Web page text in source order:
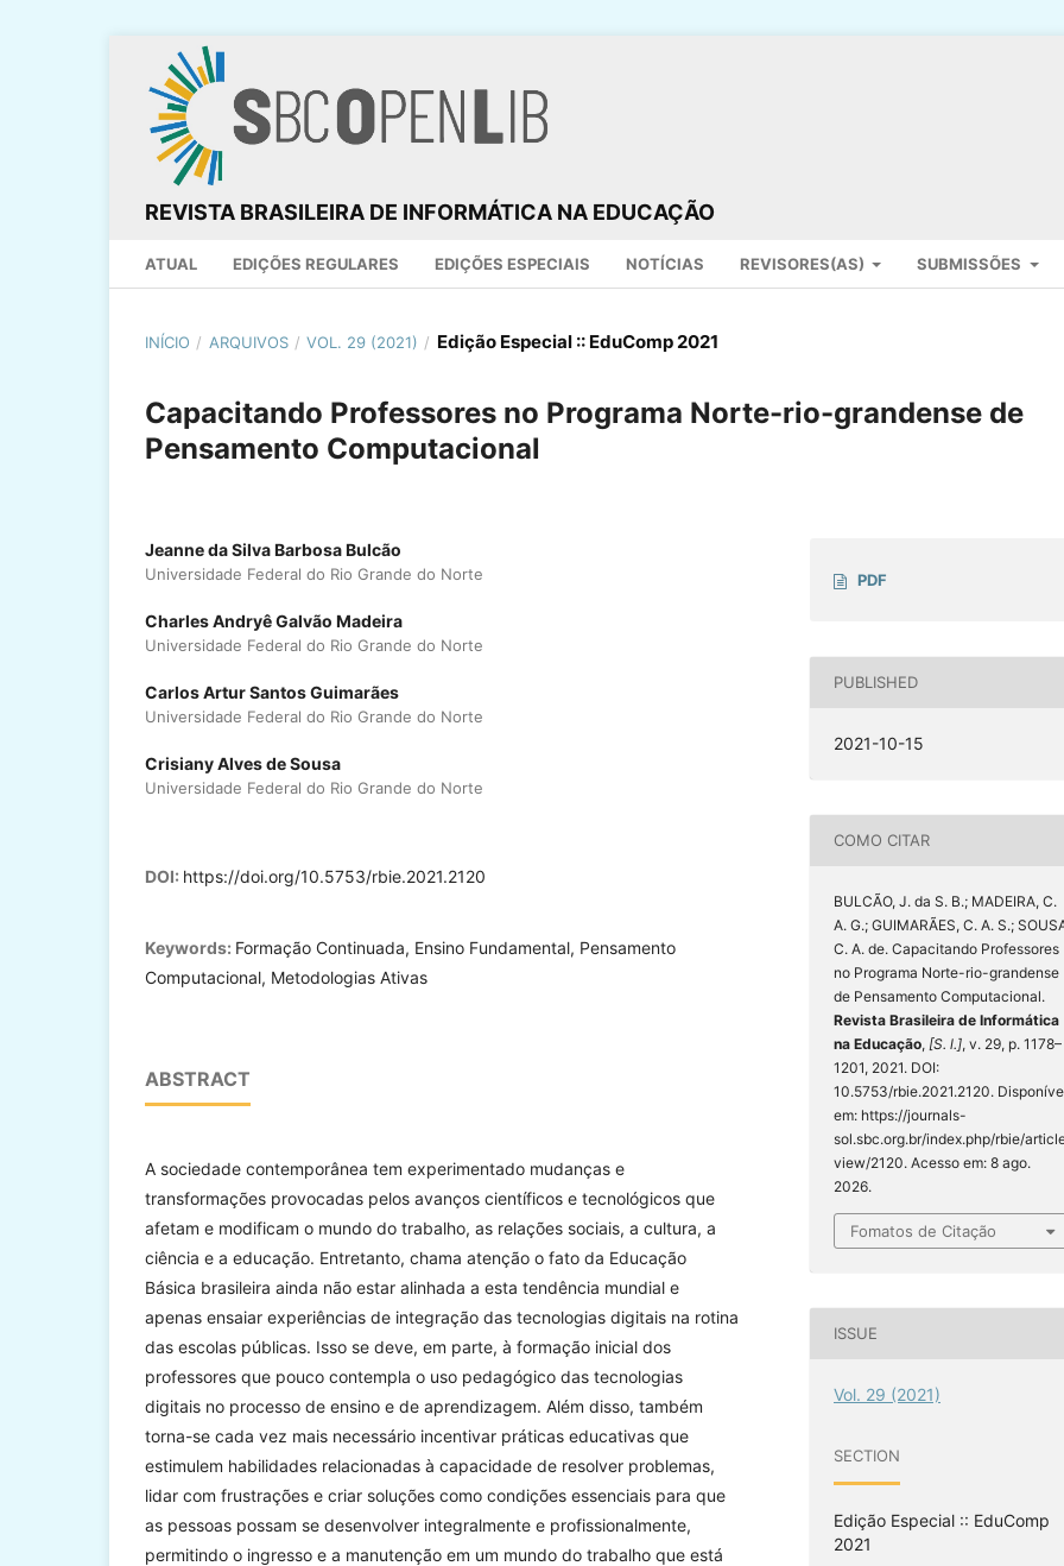
REVISTA BRASILEIRA DE INFORMÁTICA NA EDUCAÇÃO
ATUAL EDIÇÕES REGULARES EDIÇÕES ESPECIAIS NOTÍCIAS REVISORES(AS) SUBMISSÕES
INÍCIO / ARQUIVOS / VOL. 29 (2021) / Edição Especial :: EduComp 2021
Capacitando Professores no Programa Norte-rio-grandense de
Pensamento Computacional
Jeanne da Silva Barbosa Bulcão
Universidade Federal do Rio Grande do Norte
Charles Andryê Galvão Madeira
Universidade Federal do Rio Grande do Norte
Carlos Artur Santos Guimarães
Universidade Federal do Rio Grande do Norte
Crisiany Alves de Sousa
Universidade Federal do Rio Grande do Norte
DOI: https://doi.org/10.5753/rbie.2021.2120
Keywords: Formação Continuada, Ensino Fundamental, Pensamento
Computacional, Metodologias Ativas
ABSTRACT
A sociedade contemporânea tem experimentado mudanças e
transformações provocadas pelos avanços científicos e tecnológicos que
afetam e modificam o mundo do trabalho, as relações sociais, a cultura, a
ciência e a educação. Entretanto, chama atenção o fato da Educação
Básica brasileira ainda não estar alinhada a esta tendência mundial e
apenas ensaiar experiências de integração das tecnologias digitais na rotina
das escolas públicas. Isso se deve, em parte, à formação inicial dos
professores que pouco contempla o uso pedagógico das tecnologias
digitais no processo de ensino e de aprendizagem. Além disso, também
torna-se cada vez mais necessário incentivar práticas educativas que
estimulem habilidades relacionadas à capacidade de resolver problemas,
lidar com frustrações e criar soluções como condições essenciais para que
as pessoas possam se desenvolver integralmente e profissionalmente,
permitindo o ingresso e a manutenção em um mundo do trabalho que está
PDF
PUBLISHED
2021-10-15
COMO CITAR
BULCÃO, J. da S. B.; MADEIRA, C.
A. G.; GUIMARÃES, C. A. S.;
C. A. de. Capacitando Professores
no Programa Norte-rio-grandense
de Pensamento Computacional.
Revista Brasileira de Informática
na Educação, [S. l.], v. 29, p. 1178–
1201, 2021. DOI:
10.5753/rbie.2021.2120.
em: https://journals-
sol.sbc.org.br/index.php/rbie/
view/2120. Acesso em: 8 ago.
2026.
Fomatos de Citação
ISSUE
Vol. 29 (2021)
SECTION
Edição Especial :: EduComp
2021